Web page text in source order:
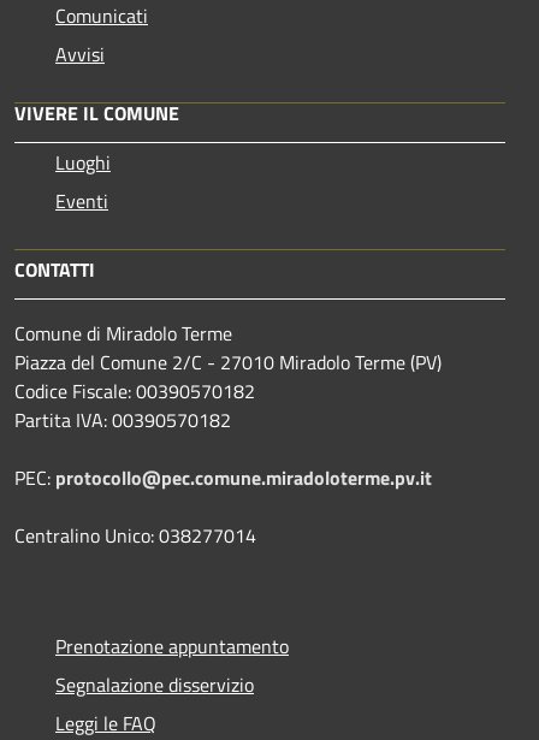
Comunicati
Avvisi
VIVERE IL COMUNE
Luoghi
Eventi
CONTATTI
Comune di Miradolo Terme
Piazza del Comune 2/C - 27010 Miradolo Terme (PV)
Codice Fiscale: 00390570182
Partita IVA: 00390570182
PEC: protocollo@pec.comune.miradoloterme.pv.it
Centralino Unico: 038277014
Prenotazione appuntamento
Segnalazione disservizio
Leggi le FAQ